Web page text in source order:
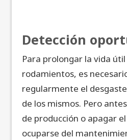
Detección
Para prolongar la vida
rodamientos, es
regularmente el
de los mismos. Pero
de producción o apagar
ocuparse del